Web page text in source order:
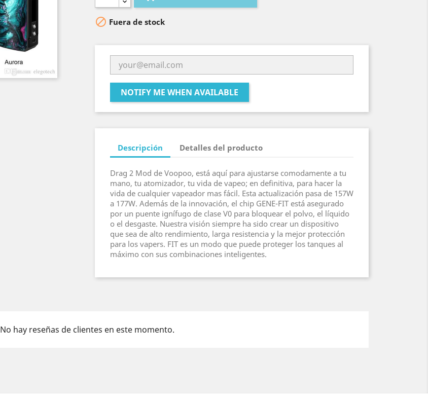
 Fuera de stock
NOTIFY ME WHEN AVAILABLE
Descripción Detalles del producto
Drag 2 Mod de Voopoo, está aquí para ajustarse comodamente a tu
mano, tu atomizador, tu vida de vapeo; en definitiva, para hacer la
vida de cualquier vapeador mas fácil. Esta actualización pasa de 157W
a 177W. Además de la innovación, el chip GENE-FIT está asegurado
por un puente ignífugo de clase V0 para bloquear el polvo, el líquido
o el desgaste. Nuestra visión siempre ha sido crear un dispositivo
que sea de alto rendimiento, larga resistencia y la mejor protección
para los vapers. FIT es un modo que puede proteger los tanques al
máximo con sus combinaciones inteligentes.
No hay reseñas de clientes en este momento.